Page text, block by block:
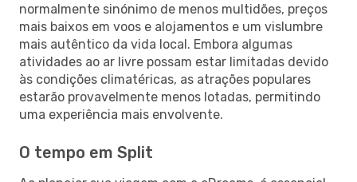
normalmente sinónimo de menos multidões, preços
mais baixos em voos e alojamentos e um vislumbre
mais autêntico da vida local. Embora algumas
atividades ao ar livre possam estar limitadas devido
às condições climatéricas, as atrações populares
estarão provavelmente menos lotadas, permitindo
uma experiência mais envolvente.
O tempo em Split